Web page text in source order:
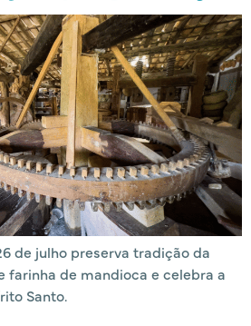
de julho preserva tradição da
farinha de mandioca e celebra a
Santo.